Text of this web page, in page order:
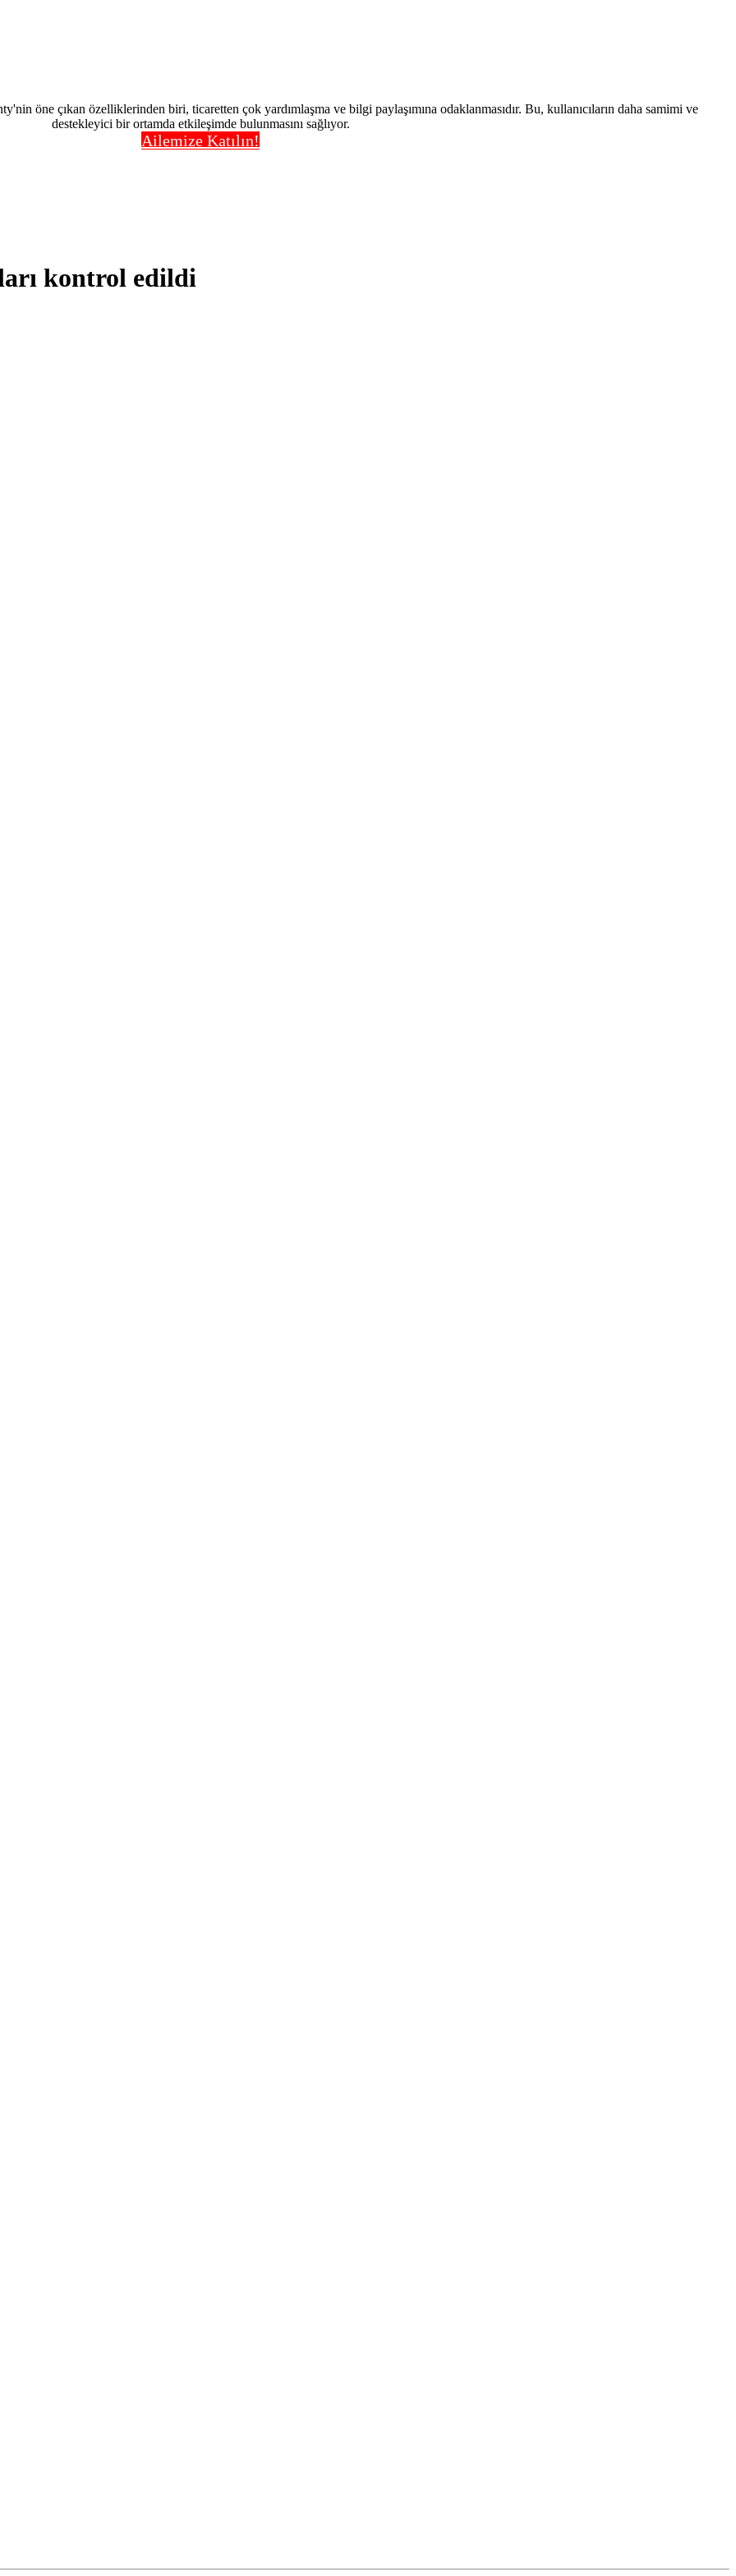
öne çıkan özelliklerinden biri, ticaretten çok yardımlaşma ve bilgi paylaşımına odaklanmasıdır. Bu, kullanıcıların daha samimi ve
destekleyici bir ortamda etkileşimde bulunmasını sağlıyor.
Ailemize Katılın!
kontrol edildi